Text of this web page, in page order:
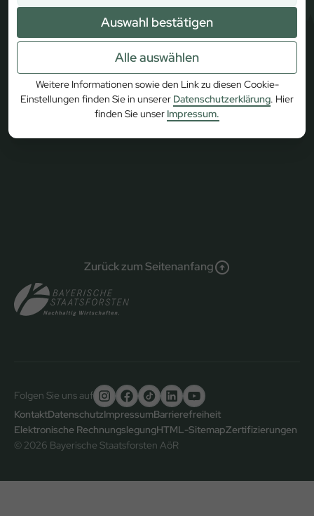
Auswahl bestätigen
Alle auswählen
Weitere Informationen sowie den Link zu diesen Cookie-
Einstellungen finden Sie in unserer Datenschutzerklärung. Hier
finden Sie unser Impressum.
Zurück zum Seitenanfang
Folgen Sie uns auf
Untere
Fußzeile
KontaktDatenschutzImpressumBarrierefreiheit
Elektronische RechnungslegungHTML-SitemapZertifizierungen
© 2026 Bayerische Staatsforsten AöR